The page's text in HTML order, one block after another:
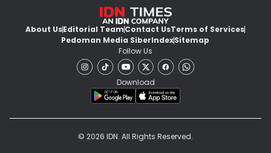
About UsEditorial TeamContact UsTerms of Services
Pedoman Media SiberIndexSitemap
Follow Us
Download
© 2026 IDN. All Rights Reserved.